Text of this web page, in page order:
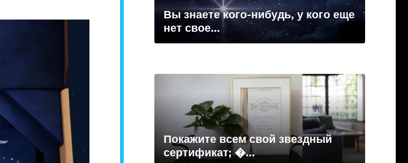
Вы знаете кого-нибудь, у кого еще
нет свое...
Покажите всем свой звездный
сертификат; �...